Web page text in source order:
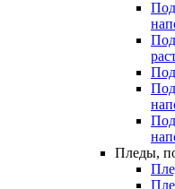
Пледы,